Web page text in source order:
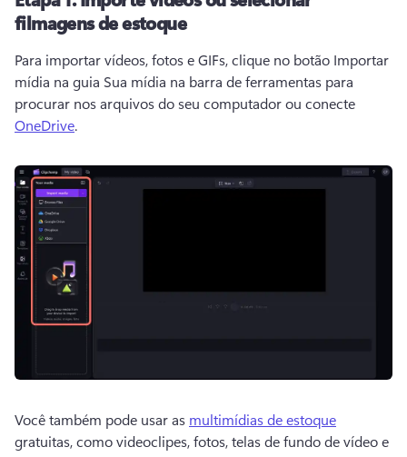
filmagens de estoque
Para importar vídeos, fotos e GIFs, clique no botão Importar
mídia na guia Sua mídia na barra de ferramentas para
procurar nos arquivos do seu computador ou conecte
OneDrive.
Você também pode usar as multimídias de estoque
gratuitas, como videoclipes, fotos, telas de fundo de vídeo e